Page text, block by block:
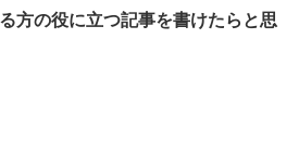
方の役に立つ記事を書けたらと思